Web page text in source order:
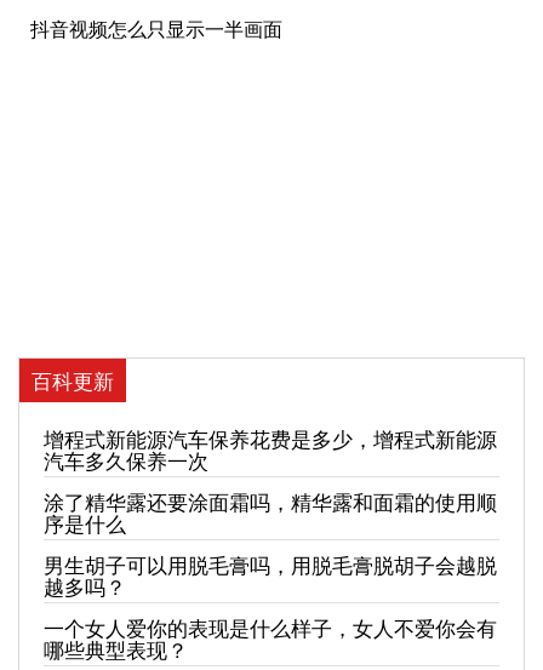
抖音视频怎么只显示一半画面
百科更新
增程式新能源汽车保养花费是多少，增程式新能源
汽车多久保养一次
涂了精华露还要涂面霜吗，精华露和面霜的使用顺
序是什么
男生胡子可以用脱毛膏吗，用脱毛膏脱胡子会越脱
越多吗？
一个女人爱你的表现是什么样子，女人不爱你会有
哪些典型表现？